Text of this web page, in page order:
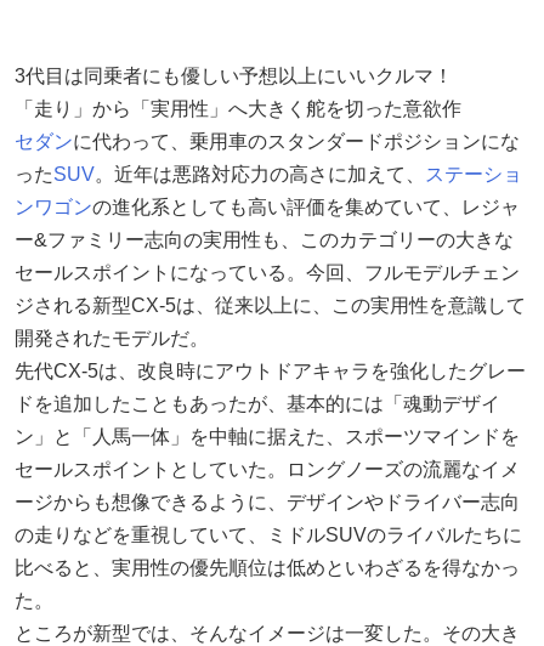
3代目は同乗者にも優しい予想以上にいいクルマ！
「走り」から「実用性」へ大きく舵を切った意欲作
セダンに代わって、乗用車のスタンダードポジションにな
ったSUV。近年は悪路対応力の高さに加えて、
ステーショ
ンワゴンの進化系としても高い評価を集めていて、レジャ
ー&ファミリー志向の実用性も、このカテゴリーの大きな
セールスポイントになっている。今回、フルモデルチェン
ジされる新型CX-5は、従来以上に、この実用性を意識して
開発されたモデルだ。
先代CX-5は、改良時にアウトドアキャラを強化したグレー
ドを追加したこともあったが、基本的には「魂動デザイ
ン」と「人馬一体」を中軸に据えた、スポーツマインドを
セールスポイントとしていた。ロングノーズの流麗なイメ
ージからも想像できるように、デザインやドライバー志向
の走りなどを重視していて、ミドルSUVのライバルたちに
比べると、実用性の優先順位は低めといわざるを得なかっ
た。
ところが新型では、そんなイメージは一変した。その大き